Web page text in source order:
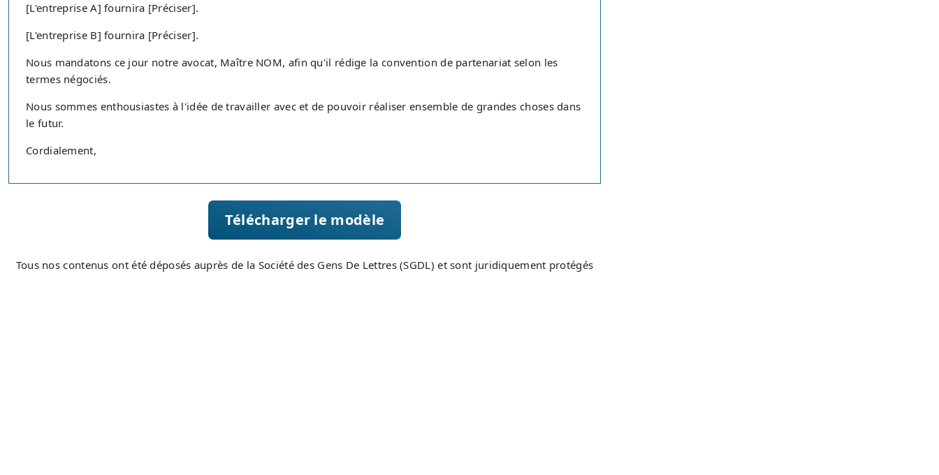
[L'entreprise A] fournira [Préciser].
[L'entreprise B] fournira [Préciser].
Nous mandatons ce jour notre avocat, Maître NOM, afin qu'il rédige la convention de partenariat selon les
termes négociés.
Nous sommes enthousiastes à l'idée de travailler avec et de pouvoir réaliser ensemble de grandes choses dans
le futur.
Cordialement,
Télécharger le modèle
Tous nos contenus ont été déposés auprès de la Société des Gens De Lettres (SGDL) et sont juridiquement protégés